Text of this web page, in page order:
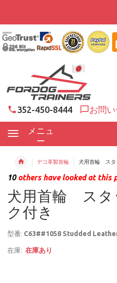
352-450-8444 お問
メニュ
ー
デコ革製首輪 犬用首輪 スタ
10others have looked at this
犬用首輪 スタ
ク付き
型番: C63##1058 Studded
在庫: 在庫あり